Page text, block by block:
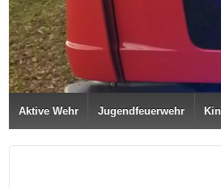
Aktive Wehr Jugendfeuerwehr